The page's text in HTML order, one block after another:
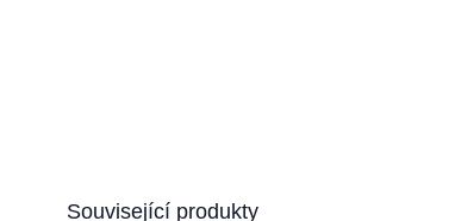
Press to skip carousel
Související produkty